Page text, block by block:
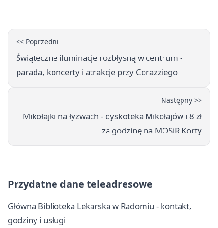
<< Poprzedni
Świąteczne iluminacje rozbłysną w centrum -
parada, koncerty i atrakcje przy Corazziego
Następny >>
Mikołajki na łyżwach - dyskoteka Mikołajów i 8 zł
za godzinę na MOSiR Korty
Przydatne dane teleadresowe
Główna Biblioteka Lekarska w Radomiu - kontakt,
godziny i usługi